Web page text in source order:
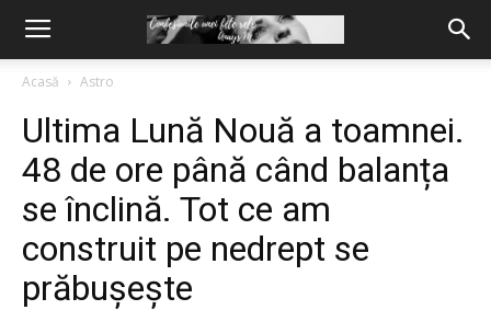
Acasă Astro
Ultima Lună Nouă a toamnei.
48 de ore până când balanța
se înclină. Tot ce am
construit pe nedrept se
prăbușește